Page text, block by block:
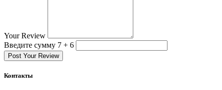
Your Review
Введите сумму 7 + 6
Post Your Review
Контакты